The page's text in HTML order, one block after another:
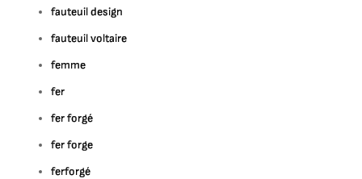
fauteuil design
fauteuil voltaire
femme
fer
fer forgé
fer forge
ferforgé